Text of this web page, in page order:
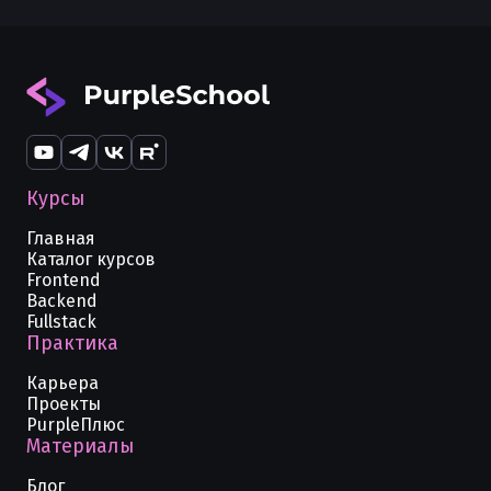
Курсы
Главная
Каталог курсов
Frontend
Backend
Fullstack
Практика
Карьера
Проекты
PurpleПлюс
Материалы
Блог